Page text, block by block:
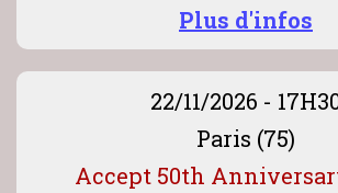
Plus d'infos
22/11/2026 -
Paris (75)
Accept 50th